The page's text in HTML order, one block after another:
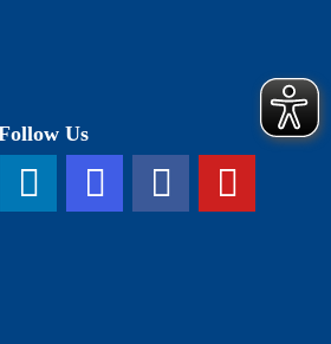
Us